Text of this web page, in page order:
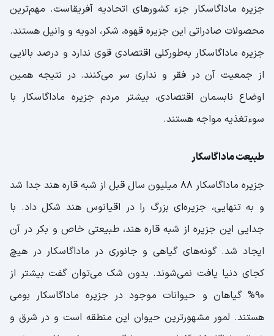
جزیره ماداگاسکار جزء کشورهای اتحادیه آفریقاست. مهم‌ترین
محصولات صادراتی این جزیره قهوه، شکر، ادویه و وانیل هستند.
جزیره ماداگاسکار به‌طورکلی اقتصادی قوی ندارد و درصد بالایی
از جمعیت آن در فقر و نداری سر می‌کنند. در نتیجه همین
اوضاع نابسمان اقتصادی، بیشتر مردم جزیره ماداگاسکار با
سوءتغذیه مواجه هستند.
طبیعت ماداگاسکار
جزیره ماداگاسکار 88 میلیون سال قبل از شبه قاره هند جدا شد
و به تنهایی، جزیره‌ای بزرگ را در اقیانوس هند شکل داد. با
جدایی این جزیره از شبه قاره هند، طبیعتی خاص و بکر در آن
ایجاد شد. گونه‌های گیاهی و جانوری در ماداگاسکار در هیچ
کجای دنیا یافت نمی‌شوند. بدون شک می‌توان گفت بیشتر از
90% گیاهان و حیوانات موجود در جزیره ماداگاسکار بومی
هستند. لمور مشهورترین حیوان این منطقه است و در شرق و